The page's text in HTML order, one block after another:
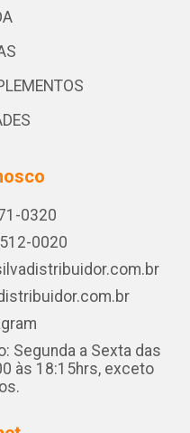
0320
0020
Segunda a Sexta das
às 18:15hrs, exceto